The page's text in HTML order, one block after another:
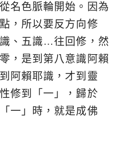
名色脈輪開始。因為
，所以要反方向修
、五識…往回修，然
，是到第八意識阿賴
阿賴耶識，才到靈
修到「一」，歸於
一」時，就是成佛